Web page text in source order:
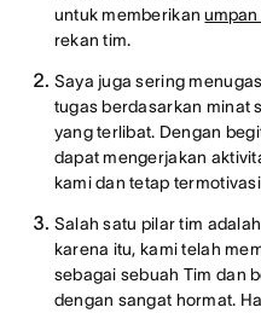
untuk memberikanumpan
rekan tim.
Saya juga sering
tugas berdasarkan minat
yang terlibat. Dengan
dapat mengerjakan
kami dan tetap
Salah satu pilar tim adalah
karena itu, kami telah
sebagai sebuah Tim dan
dengan sangat hormat.